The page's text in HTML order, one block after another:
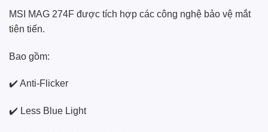
MSI MAG 274F được tích hợp các công nghệ bảo vệ mắt
tiên tiến.
Bao gồm:
✔️ Anti-Flicker
✔️ Less Blue Light